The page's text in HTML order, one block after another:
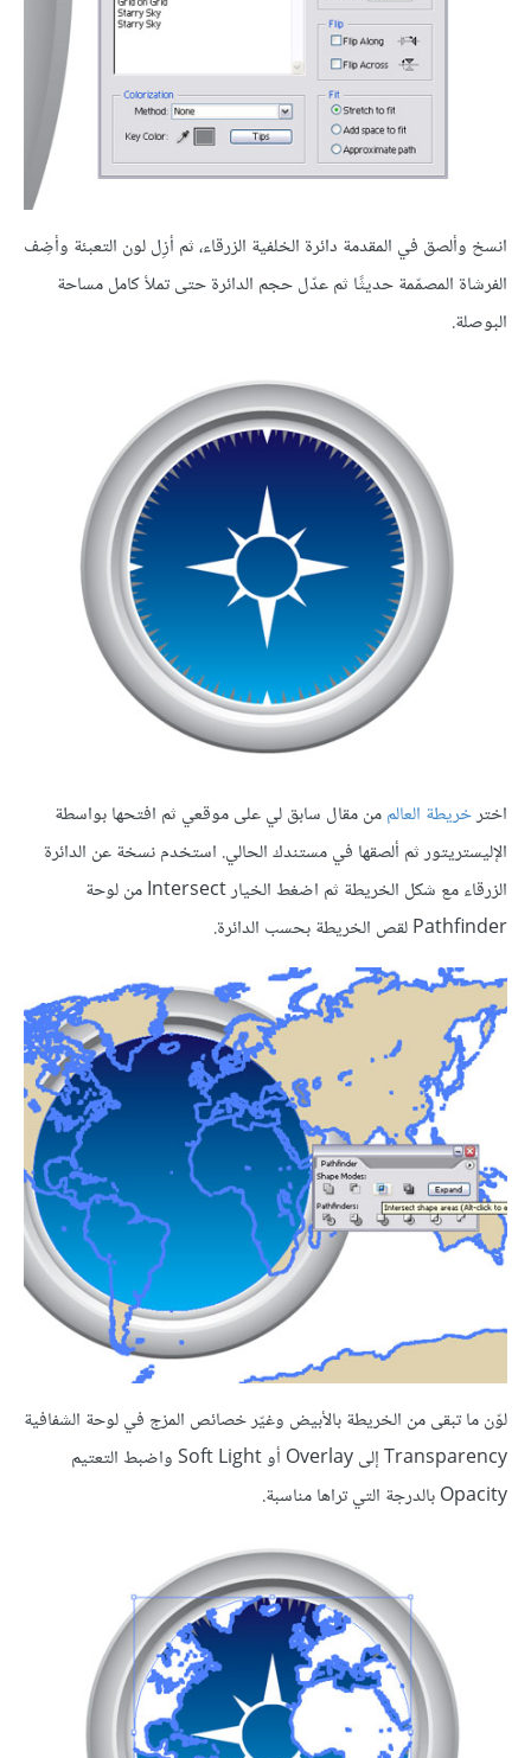
انسخ وألصق في المقدمة دائرة الخلفية الزرقاء، ثم أزِل لون التعبئة وأضِف
الفرشاة المصمّمة حديثًا ثم عدّل حجم الدائرة حتى تملأ كامل مساحة
البوصلة.
اخترخريطة العالممن مقال سابق لي على موقعي ثم افتحها بواسطة
الإليستريتور ثم ألصقها في مستندك الحالي. استخدم نسخة عن الدائرة
الزرقاء مع شكل الخريطة ثم اضغط الخيار Intersect من لوحة
Pathfinder لقص الخريطة بحسب الدائرة.
لوّن ما تبقى من الخريطة بالأبيض وغيّر خصائص المزج في لوحة الشفافية
Transparency إلى Overlay أو Soft Light واضبط التعتيم
Opacity بالدرجة التي تراها مناسبة.